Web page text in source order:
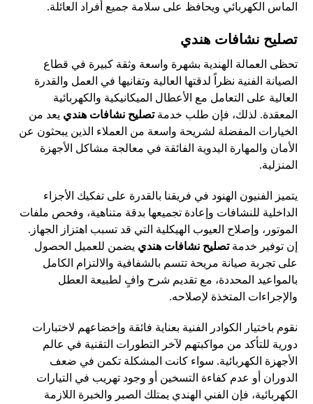
الماس الكهربائي ويحافظ على سلامة جميع أفراد العائلة.
تصليح نشافات هندي
تحظى العمالة الهندية بشهرة واسعة وثقة كبيرة في قطاع
الصيانة الفنية نظراً لدقتها العالية وتفانيها في العمل والقدرة
العالية على التعامل مع الأعطال الميكانيكية والكهربائية
المعقدة. لذلك، فإن طلب خدمةتصليح نشافات هندي يعد من
الخيارات المفضلة لشريحة واسعة من العملاء الذين يبحثون عن
الأمان والمهارة اليدوية الفائقة في معالجة مشاكل الأجهزة
المنزلية.
يتميز الفنيون الهنود في فريقنا بالقدرة على تفكيك الأجزاء
الداخلية للنشافات وإعادة تجميعها بدقة متناهية، وفحص ملفات
الموتور، وإصلاح العيوب الهيكلية التي قد تسبب اهتزاز الجهاز.
إن توفير خدمةتصليح نشافات هندي يضمن للعميل الحصول
على تجربة صيانة مريحة تتسم بالشفافية والالتزام الكامل
بالمواعيد المحددة، مع تقديم شرح وافٍ لطبيعة العطل
والإجراءات المتخذة لإصلاحه.
نقوم باختيار الكوادر الفنية بعناية فائقة وإخضاعهم لاختبارات
دورية للتأكد من مواكبتهم لآخر التطورات التقنية في عالم
الأجهزة الكهربائية. سواء كانت المشكلة تكمن في ضعف
الدوران أو عدم كفاءة التسخين أو وجود تهريب في التيارات
الكهربائية، فإن الفني الهندي يمتلك الصبر والخبرة اللازمة